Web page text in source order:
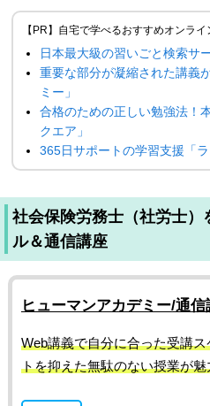
【PR】自宅で学べるおすすめオンライ
日本最大級の習いごと検索サ
重要な部分が凝縮された講義
ミー」
合格のための正しい勉強法！
クエア」
365日サポートの学習支援「ラ
社会保険労務士（社労士
ル＆通信講座
ヒューマンアカデミー/通信
Web講義で自分に合った受講
トを抑えた無駄のない授業が魅